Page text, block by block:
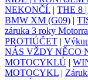
NEKONČÍ. | THE 8 |
BMW XM (G09) |
záruka 3 roky
PROTIÚČET |
NÁS VŽDY NĚCO
MOTOCYKLŮ |
MOTOCYKL |